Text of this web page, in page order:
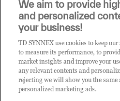
i prodotti o le soluzioni
CLICCA QUI
CLIENTE
We aim to provide
and personalized
your business!
TD SYNNEX use cookies to keep
to measure its performance, to
market insights and improve your
any relevant contents and
rejecting we will show you the
personalized marketing ads.